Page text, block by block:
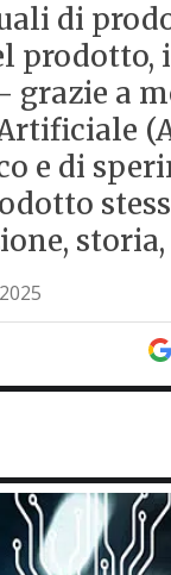
di
grazie a
e di